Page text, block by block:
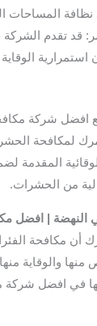
المساحات
قد تقدم
افضل شركة
لمكافحة
الوقائية المقدمة
من الحشرات.
النهضة | افضل
أن مكافحة
منها والوقاية
في افضل شركة